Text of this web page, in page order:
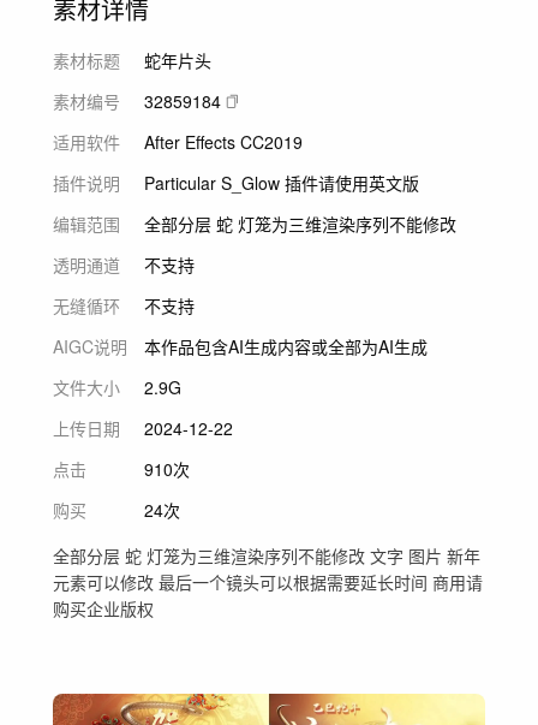
素材详情
素材标题
蛇年片头
素材编号
32859184
适用软件
After Effects CC2019
插件说明
Particular S_Glow 插件请使用英文版
编辑范围
全部分层 蛇 灯笼为三维渲染序列不能修改
透明通道
不支持
无缝循环
不支持
AIGC说明
本作品包含AI生成内容或全部为AI生成
文件大小
2.9G
上传日期
2024-12-22
点击
910次
购买
24次
全部分层 蛇 灯笼为三维渲染序列不能修改 文字 图片 新年
元素可以修改 最后一个镜头可以根据需要延长时间 商用请
购买企业版权